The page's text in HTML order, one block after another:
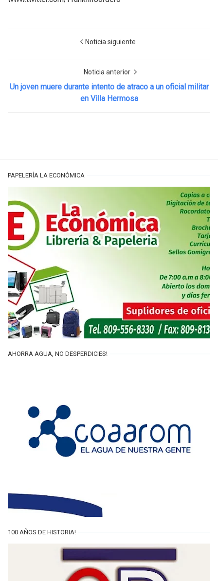
Noticia siguiente
Noticia anterior
Un joven muere durante intento de atraco a un oficial militar
en Villa Hermosa
PAPELERÍA LA ECONÓMICA
AHORRA AGUA, NO DESPERDICIES!
100 AÑOS DE HISTORIA!